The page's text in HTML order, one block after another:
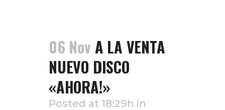
06 Nov A LA VENTA
NUEVO DISCO
«AHORA!»
Posted at 18:29h in